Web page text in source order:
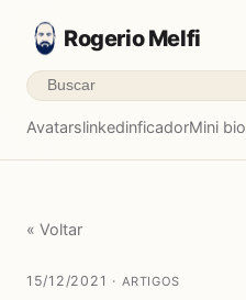
Rogerio Melfi
AvatarslinkedinficadorMini bio
« Voltar
15/12/2021 · ARTIGOS